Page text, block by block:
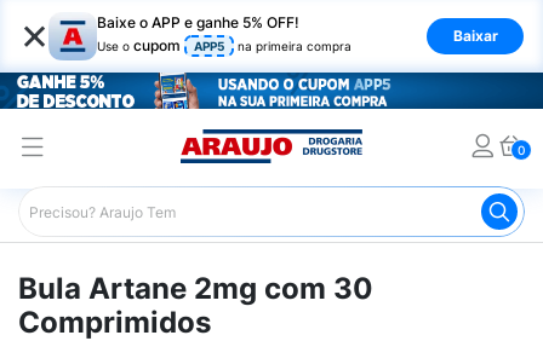
× Baixe o APP e ganhe 5% OFF!
Use o cupom APP5 na primeira compra
Baixar
0
Araujo Bulário Araujo Artane 2mg com 30
Bula Artane 2mg com 30
Comprimidos